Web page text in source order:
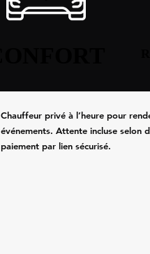
Chauffeur privé à l’heure pour
événements. Attente incluse selon
paiement par lien sécurisé.